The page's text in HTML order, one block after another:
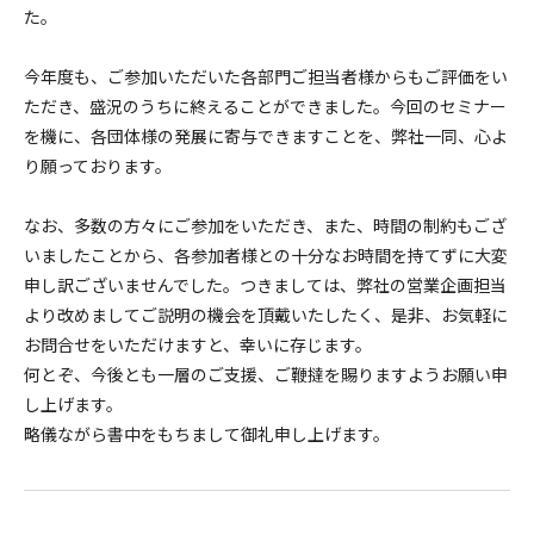
た。
今年度も、ご参加いただいた各部門ご担当者様からもご評価をい
ただき、盛況のうちに終えることができました。今回のセミナー
を機に、各団体様の発展に寄与できますことを、弊社一同、心よ
り願っております。
なお、多数の方々にご参加をいただき、また、時間の制約もござ
いましたことから、各参加者様との十分なお時間を持てずに大変
申し訳ございませんでした。つきましては、弊社の営業企画担当
より改めましてご説明の機会を頂戴いたしたく、是非、お気軽に
お問合せをいただけますと、幸いに存じます。
何とぞ、今後とも一層のご支援、ご鞭撻を賜りますようお願い申
し上げます。
略儀ながら書中をもちまして御礼申し上げます。